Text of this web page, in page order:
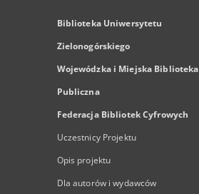
Biblioteka Uniwersytetu
Zielonogórskiego
Wojewódzka i Miejska Biblioteka
Publiczna
Federacja Bibliotek Cyfrowych
Uczestnicy Projektu
Opis projektu
Dla autorów i wydawców